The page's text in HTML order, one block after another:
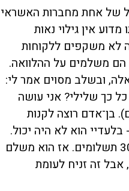
של אחת מחברות האשראי
אין גילוי נאות
לא משקפים ללקוחות
הם משלמים על ההלוואה.
ובשלב מסוים אמר לי:
כך שלילי? אני עושה
בן־אדם רוצה לקנות
הוא לא היה יכול.
אני מאפשר לו להגיע לזה עם 30 תשלומים. אז הוא משלם
זה זניח לעומת